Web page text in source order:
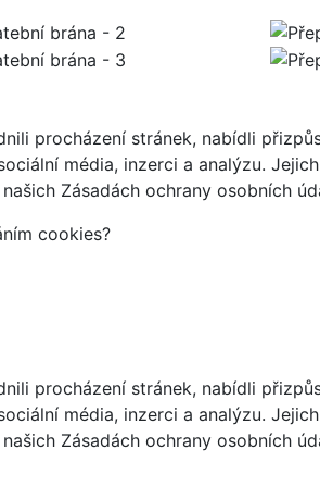
procházení stránek, nabídli
média, inzerci a analýzu.
Zásadách ochrany osobních
cookies?
procházení stránek, nabídli
média, inzerci a analýzu.
Zásadách ochrany osobních